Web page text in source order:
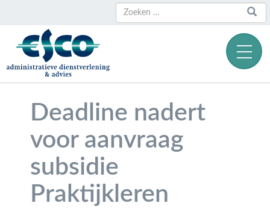
Zoeken
Zoeken
naar:
Deadline nadert
voor aanvraag
subsidie
Praktijkleren